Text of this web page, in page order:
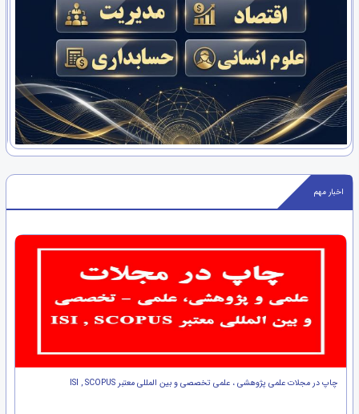
اخبار مهم
چاپ در مجلات علمی پژوهشی ، علمی تخصصی و بین المللی معتبر ISI , SCOPUS